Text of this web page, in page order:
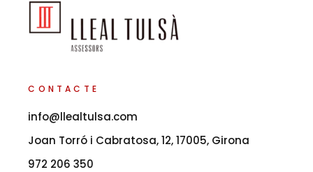
CONTACTE
info@llealtulsa.com
Joan Torró i Cabratosa, 12, 17005, Girona
972 206 350